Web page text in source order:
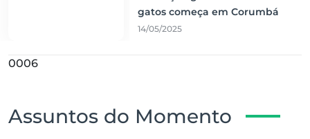
gatos começa em Corumbá
14/05/2025
0006
Assuntos do Momento